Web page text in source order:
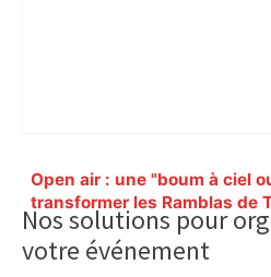
Open air : une "boum à ciel
transformer les Ramblas de
en immense dancefloor
jours – ladepeche.fr
Primary
Sidebar
Nos solutions pour
votre événement